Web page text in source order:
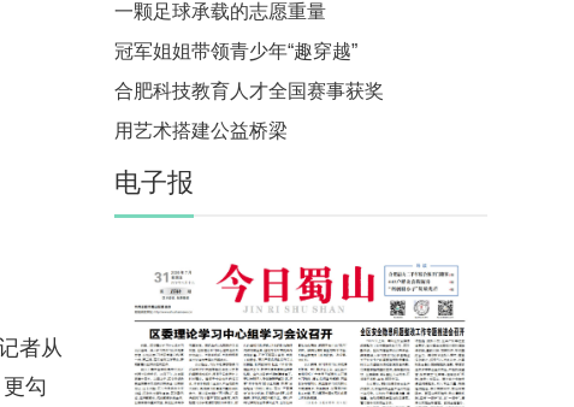
者从
勾
一颗足球承载的志愿重量
冠军姐姐带领青少年“趣穿越”
合肥科技教育人才全国赛事获奖
用艺术搭建公益桥梁
电子报